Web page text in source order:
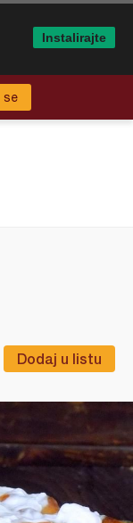
se
Dodaj u listu
Instalirajte